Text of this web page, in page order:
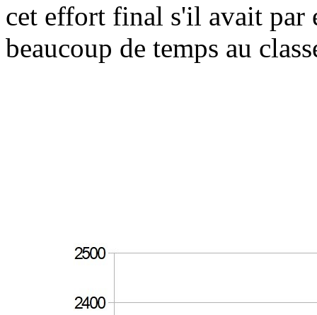
cet effort final s'il avait par
beaucoup de temps au